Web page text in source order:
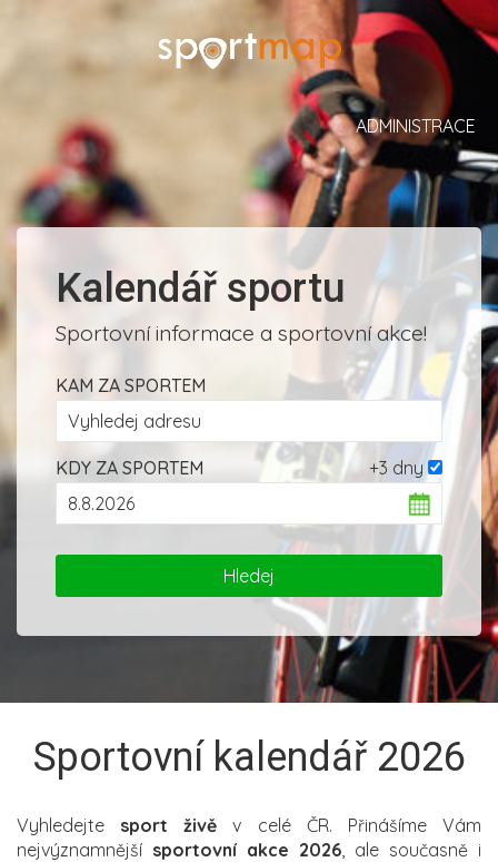
ADMINISTRACE
Kalendář sportu
Sportovní informace a sportovní akce!
KAM ZA SPORTEM
+3 dny
KDY ZA SPORTEM
Sportovní kalendář 2026
Vyhledejte sport živě v celé ČR. Přinášíme Vám
nejvýznamnější sportovní akce 2026, ale současně i